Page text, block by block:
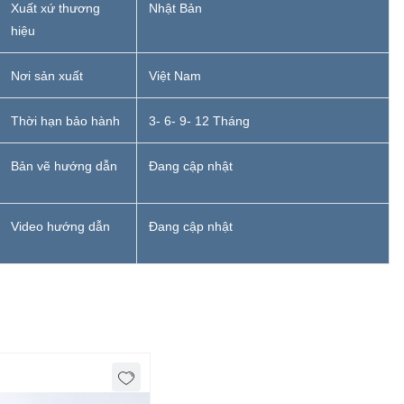
Xuất xứ thương
hiệu
Nhật Bản
Nơi sản xuất Việt Nam
Thời hạn bảo hành 3- 6- 9- 12 Tháng
Bản vẽ hướng dẫn Đang cập nhật
Video hướng dẫn Đang cập nhật